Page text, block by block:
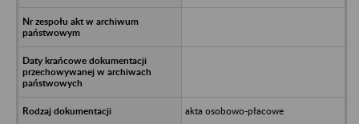
akta osobowo-płacowe